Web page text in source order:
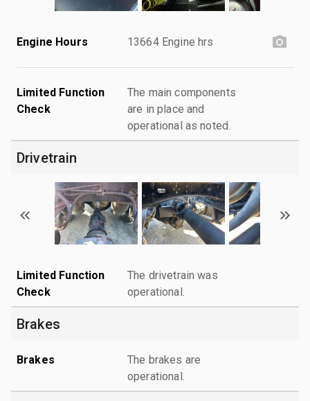
Engine Hours 13664 Engine hrs
Limited Function
Check
The main components
are in place and
operational as noted.
Drivetrain
Limited Function
Check
The drivetrain was
operational.
Brakes
Brakes
The brakes are
operational.